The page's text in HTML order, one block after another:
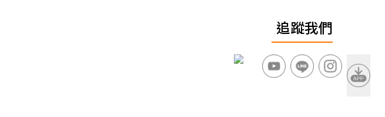
追蹤我們